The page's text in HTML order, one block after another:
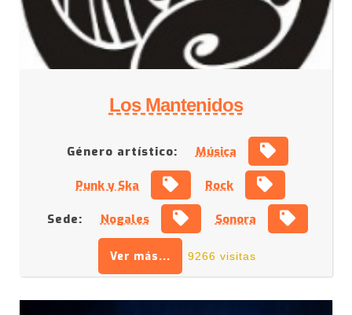
Los Mantenidos
Género artístico: Música
Punk y Ska Rock
Sede: Nogales Sonora
Ver más... 9266 visitas